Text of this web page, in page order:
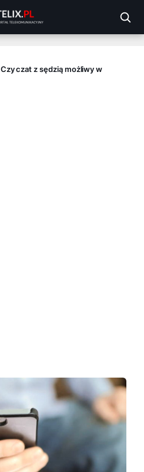
Czy czat z sędzią możliwy w